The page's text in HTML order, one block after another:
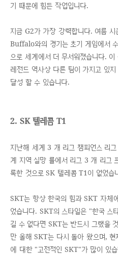
기 때문에 힘든 작업입니다.
지금 G2가 가장 강력합니다. 여름
Buffalo와의 경기는 초기 게임에서
으로 세계에서 더 무서워졌습니다.
레전드 역사상 다른 ​​팀이 가지고 있
달성 할 수 있습니다.
2. SK 텔레콤 T1
지난해 세계 3 개 리그 챔피언스 리
계 지역 실망 률에서 리그 3 개 리그
록한 것으로 SK 텔레콤 T1이 없었습
SKT는 항상 한국의 힘과 SKT 자체
었습니다. SKT의 스타일은 "한국 스
길 수 없다면 SKT는 반드시 그랬을
만 올해 SKT는 다시 돌아 왔으며,
에 대한 "고전적인 SKT"가 많이 있